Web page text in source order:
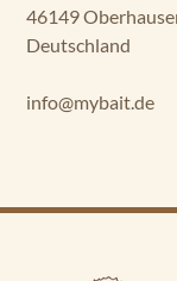
46149
Deutschland
info@mybait.de